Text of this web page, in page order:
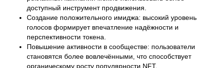
рекламных кампаний можно использовать более
доступный инструмент продвижения.
Создание положительного имиджа: высокий уровень
перспективности токена.
Повышение активности в сообществе: пользователи
становятся более вовлечёнными, что способствует